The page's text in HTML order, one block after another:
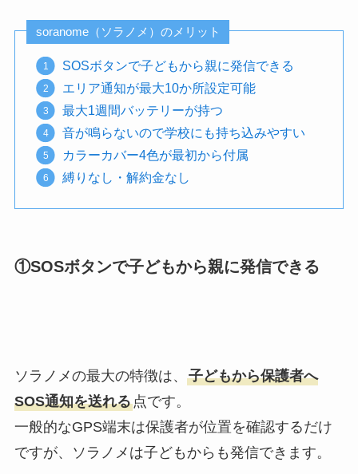
soranome（ソラノメ）のメリット
SOSボタンで子どもから親に発信できる
エリア通知が最大10か所設定可能
最大1週間バッテリーが持つ
音が鳴らないので学校にも持ち込みやすい
カラーカバー4色が最初から付属
縛りなし・解約金なし
①SOSボタンで子どもから親に発信できる
ソラノメの最大の特徴は、 子どもから保護者へ
SOS通知を送れる点です。
一般的なGPS端末は保護者が位置を確認するだけ
ですが、ソラノメは子どもからも発信できます。